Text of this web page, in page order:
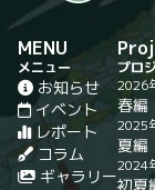
MENU
メニュー
お知らせ
イベント
レポート
コラム
ギャラリー
プロ
2026
春編
2025
夏編
2024
初夏